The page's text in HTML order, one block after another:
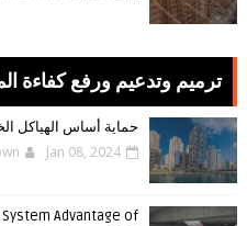
ترميم وتدعيم ورفع كفاءة
حماية أساس الهياكل
Jan 08, 2024
Advantage of